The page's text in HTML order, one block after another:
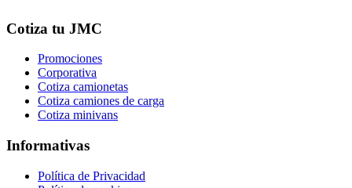
Cotiza tu JMC
Promociones
Corporativa
Cotiza camionetas
Cotiza camiones de carga
Cotiza minivans
Informativas
Política de Privacidad